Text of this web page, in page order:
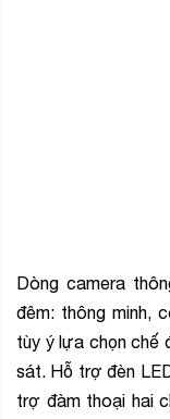
Dòng camera
đêm: thông minh,
tùy ý lựa chọn chế
sát. Hỗ trợ đèn
trợ đàm thoại hai